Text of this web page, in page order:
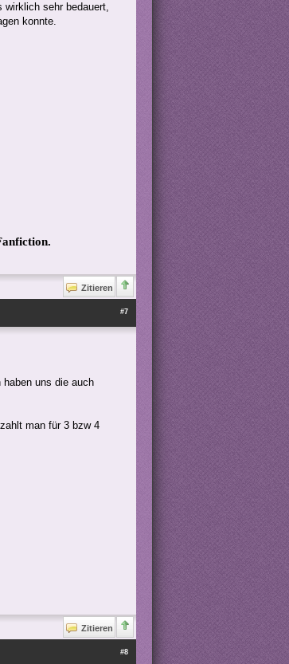
wirklich sehr bedauert,
konnte.
Zitieren
#7
uns die auch
man für 3 bzw 4
Zitieren
#8